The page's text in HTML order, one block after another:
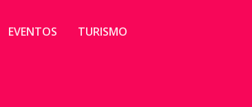
EVENTOS TURISMO